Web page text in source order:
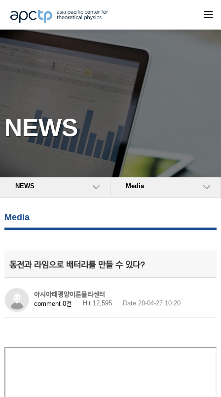
NEWS
NEWS Media
Media
동전과 라임으로 배터리를 만들 수 있다?
아시아태평양이론물리센터
comment 0건
Hit 12,595 Date 20-04-27 10:20